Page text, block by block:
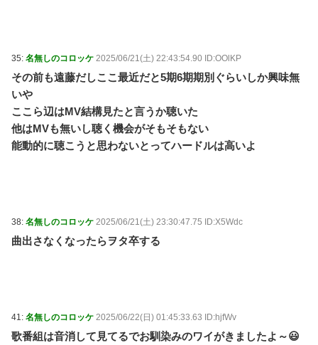
35: 名無しのコロッケ 2025/06/21(土) 22:43:54.90 ID:OOlKP
その前も遠藤だしここ最近だと5期6期期別ぐらいしか興味無
いや
ここら辺はMV結構見たと言うか聴いた
他はMVも無いし聴く機会がそもそもない
能動的に聴こうと思わないとってハードルは高いよ
38: 名無しのコロッケ 2025/06/21(土) 23:30:47.75 ID:X5Wdc
曲出さなくなったらヲタ卒する
41: 名無しのコロッケ 2025/06/22(日) 01:45:33.63 ID:hjfWv
歌番組は音消して見てるでお馴染みのワイがきましたよ～😃